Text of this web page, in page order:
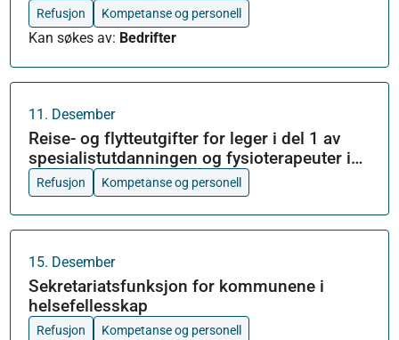
Refusjon Kompetanse og personell
Kan søkes av: Bedrifter
11 . Desember
Reise- og flytteutgifter for leger i del 1 av
spesialistutdanningen og fysioterapeuter i
turnus
Refusjon Kompetanse og personell
15. Desember
Sekretariatsfunksjon for kommunene i
helsefellesskap
Refusjon Kompetanse og personell